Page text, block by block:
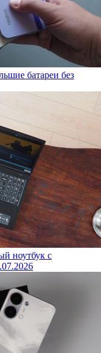
батареи без
ноутбук с